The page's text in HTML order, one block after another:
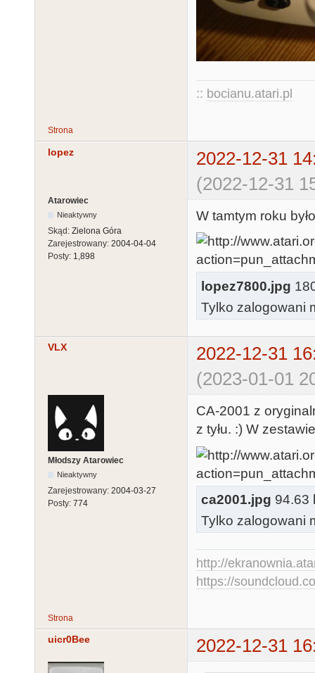
:: bocianu.atari.pl
Strona
lopez
2022-12-31
(2022-12-31
Atarowiec
Nieaktywny
Skąd: Zielona Góra
Zarejestrowany: 2004-04-04
Posty: 1,898
W tamtym roku
lopez7800.jpg
Tylko zalogowani
VLX
2022-12-31
(2023-01-01
Młodszy Atarowiec
Nieaktywny
Zarejestrowany: 2004-03-27
Posty: 774
CA-2001 z
z tyłu. :) W
ca2001.jpg 94.63
Tylko zalogowani
http://
https://
Strona
uicr0Bee 2022-12-31